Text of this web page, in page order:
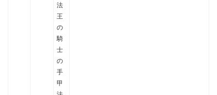
法
王
の
騎
士
の
手
甲